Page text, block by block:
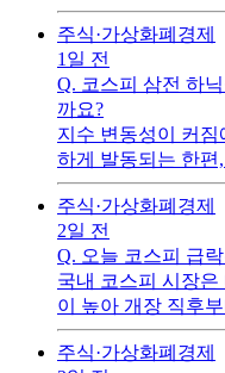
소화하며 급반등
주식·가상화폐 경제
1일 전
Q. 코스피 삼전 하
까요?
지수 변동성이 커
하게 발동되는 한
이나 중소형주로
고 있습니다.
주식·가상화폐 경제
2일 전
Q. 오늘 코스피 급
국내 코스피 시장
이 높아 개장 직후
으로 하락 압력을
주식·가상화폐 경제